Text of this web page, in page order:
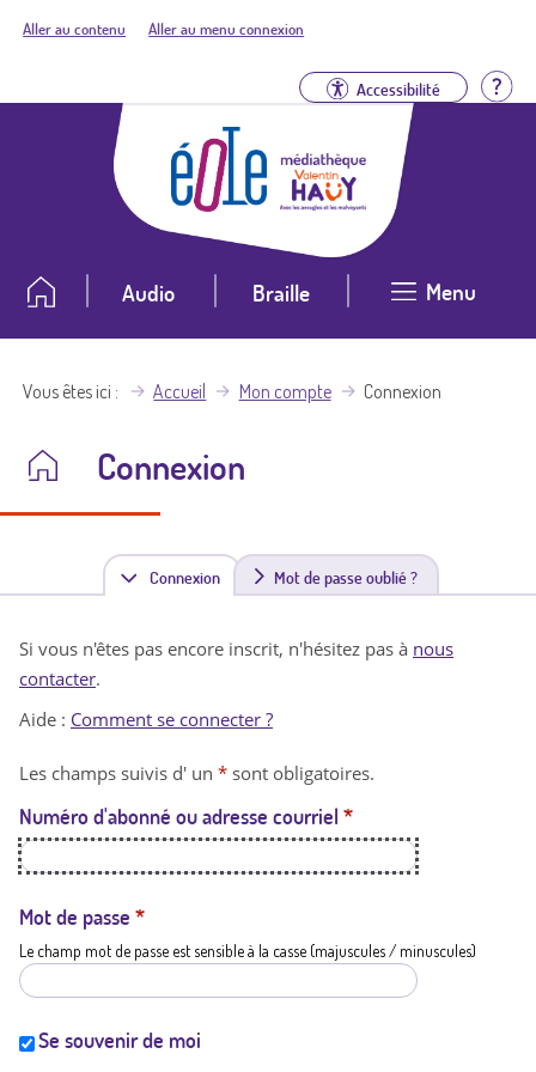
Aller au contenu Aller au menu connexion
Accessibilité
Audio Braille Menu
Vous êtes ici Accueil Mon compte Connexion
Connexion
Connexion(
n
t
a
t
i
Mot de passe oublié ?
Si vous n'êtes pas encore inscrit, n'hésitez pas à nous
contacter.
Aide : Comment se connecter ?
Les champs suivis d' un * sont obligatoires.
Numéro d'abonné ou adresse courriel *
Mot de passe *
Le champ mot de passe est sensible à la casse (majuscules / minuscules)
Se souvenir de moi